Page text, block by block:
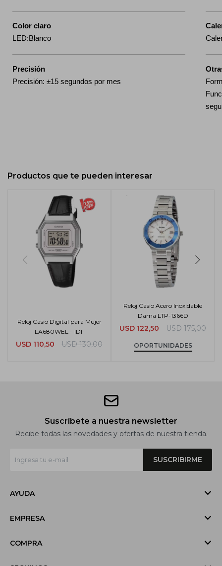
Color claro
LED:Blanco
Precisión
Precisión: ±15 segundos por mes
Productos que te pueden interesar
Reloj Casio Digital para Mujer
LA680WEL - 1DF
USD 110,50 USD 130,00
Reloj Casio Acero Inoxidable
Dama LTP-1366D
USD 122,50 USD 175,00
OPORTUNIDADES
Suscríbete a nuestra newsletter
Recibe todas las novedades y ofertas de nuestra tienda.
SUSCRIBIRME
AYUDA
EMPRESA
COMPRA